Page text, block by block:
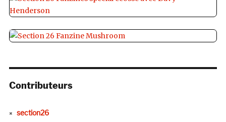
Contributeurs
section26